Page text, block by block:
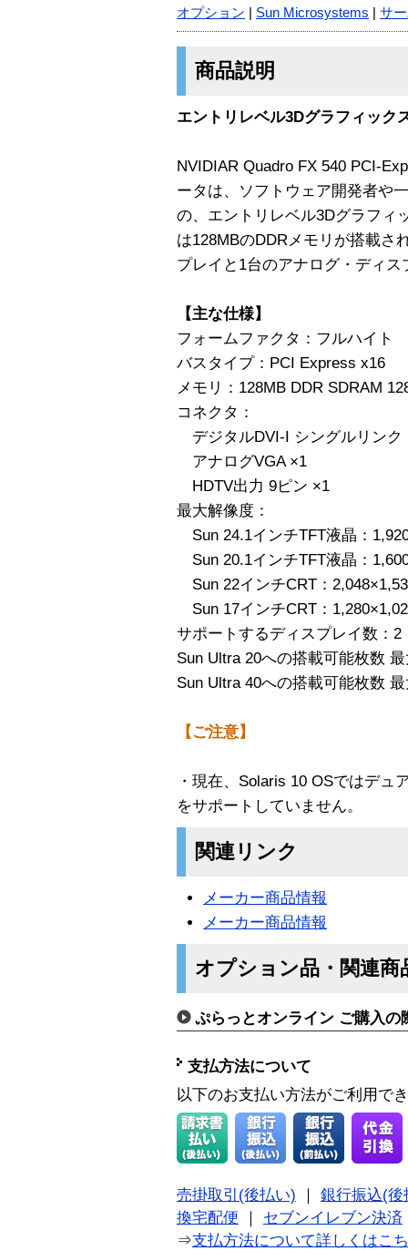
オプション Sun Microsystems サ
商品説明
エントリレベル3Dグラフィック
NVIDIAR Quadro FX 540 PCI-
ータは、ソフトウェア開発者や
の、エントリレベル3Dグラフィ
は128MBのDDRメモリが搭載さ
プレイと1台のアナログ・ディ
【主な仕様】
フォームファクタ：フルハイト
バスタイプ：PCI Express x16
メモリ：128MB DDR SDRAM
コネクタ：
デジタルDVI-I シングルリンク
アナログVGA ×1
HDTV出力 9ピン ×1
最大解像度：
Sun 24.1インチTFT液晶：
Sun 20.1インチTFT液晶：
Sun 22インチCRT：
Sun 17インチCRT：
サポートするディスプレイ数：2
Sun Ultra 20への搭載可能枚数
Sun Ultra 40への搭載可能枚数
【ご注意】
・現在、Solaris 10 OSではデュ
をサポートしていません。
関連リンク
メーカー商品情報
メーカー商品情報
オプション品・関連商
ぷらっとオンライン ご購入の
支払方法について
以下のお支払い方法がご利用で
売掛取引(後払い)
銀行振込(後
換宅配便
セブンイレブン決済
⇒支払方法について詳しくはこ